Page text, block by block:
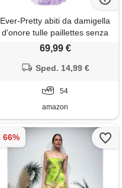
Ever-Pretty abiti da damigella
d'onore tulle paillettes senza
maniche impero vita scollo a v
a line lavanda 54
69,99 €
Sped. 14,99 €
54
amazon